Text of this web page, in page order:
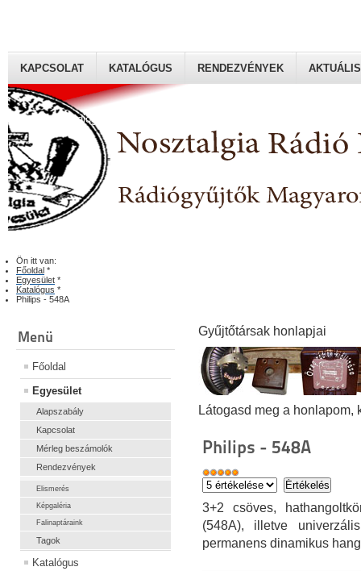
Rádiógyűjtők Magyaroszági Klubja
KAPCSOLAT KATALÓGUS RENDEZVÉNYEK AKTUÁLIS
Ön itt van:
Főoldal *
Egyesület *
Katalógus *
Philips - 548A
Menü
Főoldal
Egyesület
Alapszabály
Kapcsolat
Mérleg beszámolók
Rendezvények
Elismerés
Képgaléria
Falinaptáraink
Tagok
Katalógus
Gyűjtőtársak honlapjai
Látogasd meg a honlapom,
Philips - 548A
3+2 csöves,
(548A), illetve
permanens dinamikus